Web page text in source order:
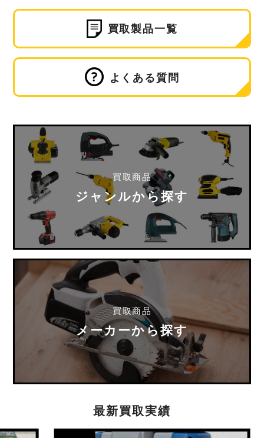
買取製品一覧
よくある質問
買取商品
ジャンルから探す
買取商品
メーカーから探す
最新買取実績